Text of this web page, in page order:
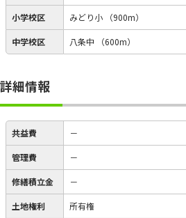
小学校区 みどり小 （900m）
中学校区 八条中 （600m）
詳細情報
共益費 －
管理費 －
修繕積立金 －
土地権利 所有権